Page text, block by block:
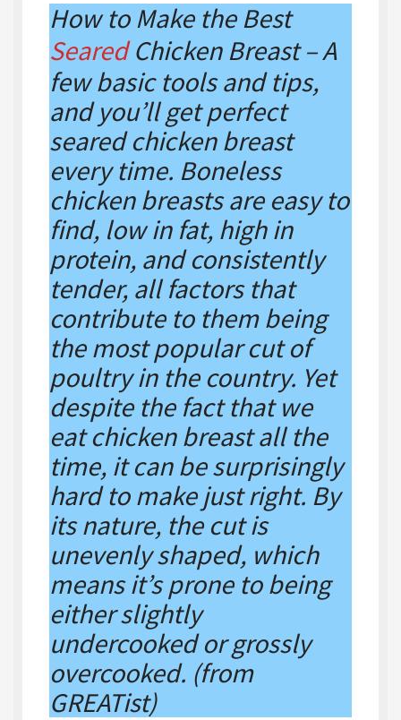
How to Make the Best
SearedChicken Breast – A
few basic tools and tips,
and you’ll get perfect
seared chicken breast
every time. Boneless
chicken breasts are easy to
find, low in fat, high in
protein, and consistently
tender, all factors that
contribute to them being
the most popular cut of
poultry in the country. Yet
despite the fact that we
eat chicken breast all the
time, it can be surprisingly
hard to make just right. By
its nature, the cut is
unevenly shaped, which
means it’s prone to being
either slightly
undercooked or grossly
overcooked. (from
GREATist)